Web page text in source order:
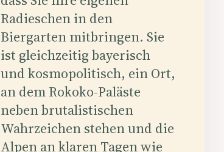
Radieschen in den
Biergarten mitbringen. Sie
ist gleichzeitig bayerisch
und kosmopolitisch, ein Ort,
an dem Rokoko-Paläste
neben brutalistischen
Wahrzeichen stehen und die
Alpen an klaren Tagen wie